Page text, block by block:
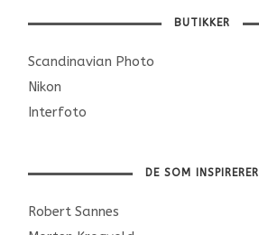
BUTIKKER
Scandinavian Photo
Nikon
Interfoto
DE SOM INSPIRERER
Robert Sannes